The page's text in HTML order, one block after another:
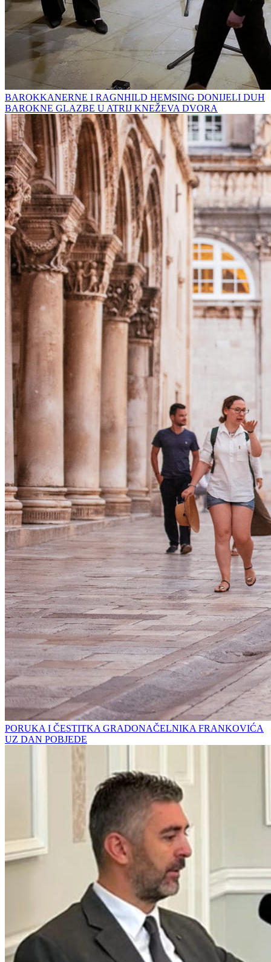
BAROKKANERNE I RAGNHILD HEMSING DONIJELI DUH
BAROKNE GLAZBE U ATRIJ KNEŽEVA DVORA
PORUKA I ČESTITKA GRADONAČELNIKA FRANKOVIĆA
UZ DAN POBJEDE